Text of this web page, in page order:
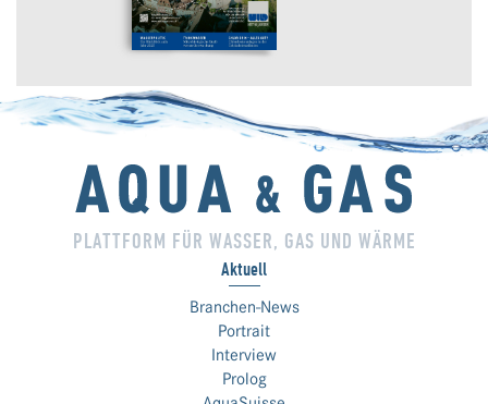
PLATTFORM FÜR WASSER, GAS UND WÄRME
Aktuell
Branchen-News
Portrait
Interview
Prolog